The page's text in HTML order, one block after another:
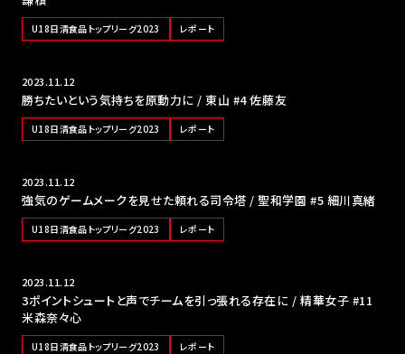
U18日清食品トップリーグ2023 レポート
2023.11.12
勝ちたいという気持ちを原動力に / 東山 #4 佐藤友
U18日清食品トップリーグ2023 レポート
2023.11.12
強気のゲームメークを見せた頼れる司令塔 / 聖和学園 #5 細川真緒
U18日清食品トップリーグ2023 レポート
2023.11.12
3ポイントシュートと声でチームを引っ張れる存在に / 精華女子 #11
米森奈々心
U18日清食品トップリーグ2023 レポート